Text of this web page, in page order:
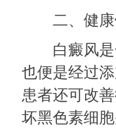
二、健康
白癜风是
也便是经过
患者还可改
坏黑色素细